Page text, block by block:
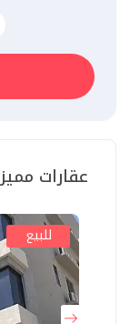
عقارات
للبيع